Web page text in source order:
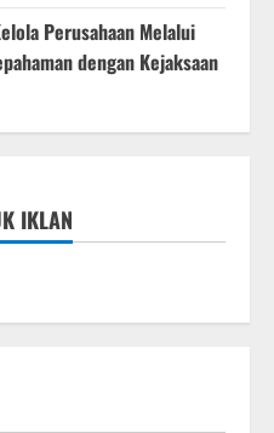
Perusahaan Melalui
dengan Kejaksaan
IKLAN